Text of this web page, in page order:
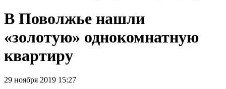
В Поволжье нашли
«золотую» однокомнатную
квартиру
29 ноября 2019 15:27